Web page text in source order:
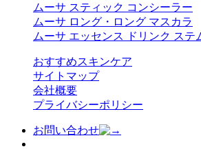
ムーサ スティック コンシーラー
ムーサ ロング・ロング マスカラ
ムーサ エッセンス ドリンク ステ
おすすめスキンケア
サイトマップ
会社概要
プライバシーポリシー
お問い合わせ